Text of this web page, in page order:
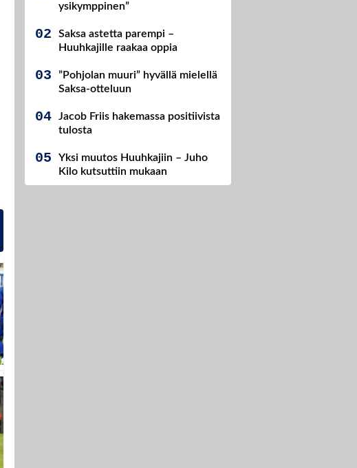
ysikymppinen”
Saksa astetta parempi –
Huuhkajille raakaa oppia
”Pohjolan muuri” hyvällä mielellä
Saksa-otteluun
Jacob Friis hakemassa positiivista
tulosta
Yksi muutos Huuhkajiin – Juho
Kilo kutsuttiin mukaan